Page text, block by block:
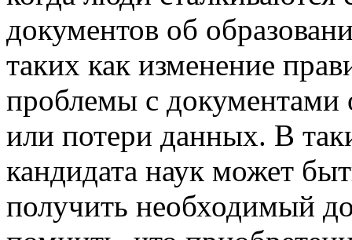
документов об
таких как изменение
проблемы с документами
или потери данных. В
кандидата наук может
получить необходимый